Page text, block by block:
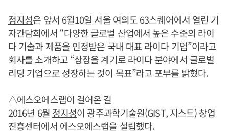
정지성은 앞서 6월10일 서울 여의도 63스퀘어에서 열린 기
자간담회에서 “다양한 글로벌 산업에서 높은 수준의 라이
다 기술과 제품을 인정받은 국내 대표 라이다 기업”이라고
회사를 소개하고 “상장을 계기로 라이다 분야에서 글로벌
리딩 기업으로 성장하는 것이 목표”라고 포부를 밝혔다.
△에스오에스랩이 걸어온 길
2016년 6월 정지성이 광주과학기술원(GIST, 지스트) 창업
진흥센터에서 에스오에스랩을 설립했다.